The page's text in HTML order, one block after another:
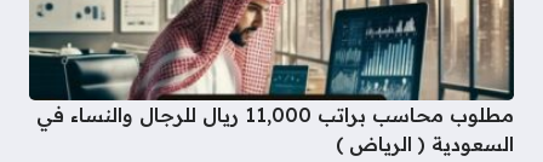
مطلوب محاسب براتب 11,000 ريال للرجال والنساء في
السعودية ( الرياض )